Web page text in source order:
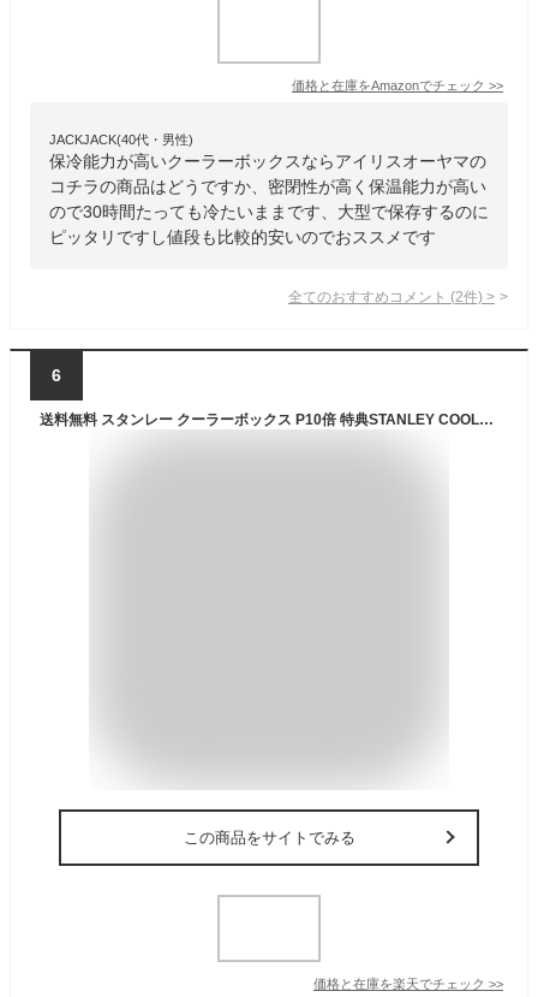
価格と在庫をAmazonでチェック >>
JACKJACK(40代・男性)
保冷能力が高いクーラーボックスならアイリスオーヤマの
コチラの商品はどうですか、密閉性が高く保温能力が高い
ので30時間たっても冷たいままです、大型で保存するのに
ピッタリですし値段も比較的安いのでおススメです
全てのおすすめコメント (2件) >
6
送料無料 スタンレー クーラーボックス P10倍 特典STANLEY COOLER BOX ≪6.6L≫クーラーボックス ランチクーラー ボックス 大容量 小型 保冷力 シンプル おしゃれ レジャー アウトドア◇野外 キャンプ 収納 スタンレイ 釣り キャンプ用品
この商品をサイトでみる
価格と在庫を楽天でチェック >>